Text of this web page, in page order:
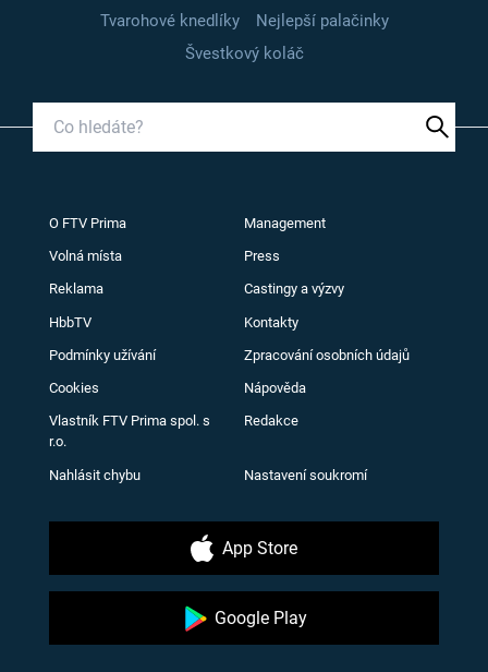
Tvarohové knedlíky
Nejlepší palačinky
Švestkový koláč
O FTV Prima Management
Volná místa Press
Reklama Castingy a výzvy
HbbTV Kontakty
Podmínky užívání Zpracování osobních údajů
Cookies Nápověda
Vlastník FTV Prima spol. s
r.o.
Redakce
Nahlásit chybu Nastavení soukromí
App Store
Google Play